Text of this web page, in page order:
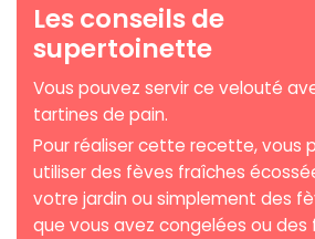
Les conseils de
supertoinette
Vous pouvez servir ce velouté
tartines de pain.
Pour réaliser cette recette, vous
utiliser des fèves fraîches
votre jardin ou simplement des
que vous avez congelées ou des